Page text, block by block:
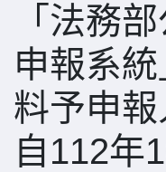
「法務
申報系
料予申報
自112年